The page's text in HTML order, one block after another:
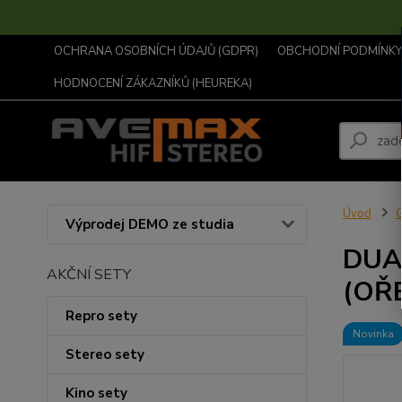
OCHRANA OSOBNÍCH ÚDAJŮ (GDPR) OBCHODNÍ PODMÍNKY
HODNOCENÍ ZÁKAZNÍKŮ (HEUREKA)
Výprodej DEMO ze studia
AKČNÍ SETY
Repro sety
Stereo sety
Kino sety
Úvod
Novinka